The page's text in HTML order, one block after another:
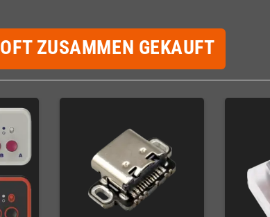
OFT ZUSAMMEN GEKAUFT